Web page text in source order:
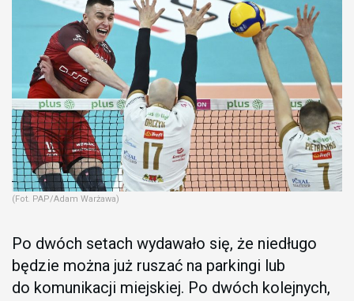
(Fot. PAP/Adam Warżawa)
Po dwóch setach wydawało się, że niedługo
będzie można już ruszać na parkingi lub
do komunikacji miejskiej. Po dwóch kolejnych,